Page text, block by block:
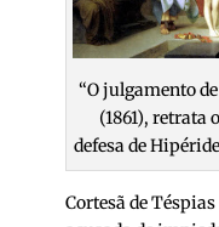
“O julgamento
(1861), retrata
defesa de
Cortesã de